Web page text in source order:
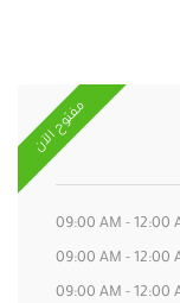
مفتوح الآن
09:00 AM - 12:00
09:00 AM - 12:00
09:00 AM - 12:00